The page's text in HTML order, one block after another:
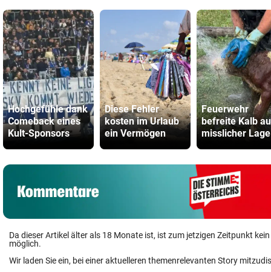
Hochgefühle dank
Comeback eines
Kult-Sponsors
Diese Fehler
kosten im Urlaub
ein Vermögen
Feuerwehr
befreite Kalb
misslicher Lage
Da dieser Artikel älter als 18 Monate ist, ist zum jetzigen Zeitpunkt
möglich.
Wir laden Sie ein, bei einer aktuelleren themenrelevanten Story